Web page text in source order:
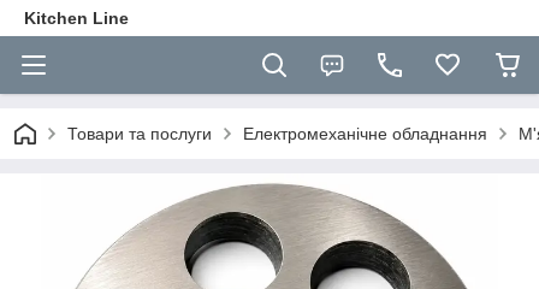
Kitchen Line
Товари та послуги Електромеханічне обладнання